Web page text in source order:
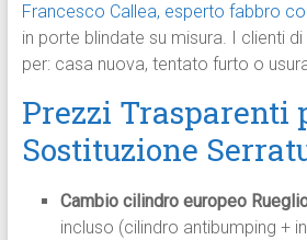
Francesco Callea, esperto fabbro
in porte blindate su misura. I clienti
per: casa nuova, tentato furto o
Prezzi Trasparenti
Sostituzione
Cambio cilindro europeo
incluso (cilindro antibumping +